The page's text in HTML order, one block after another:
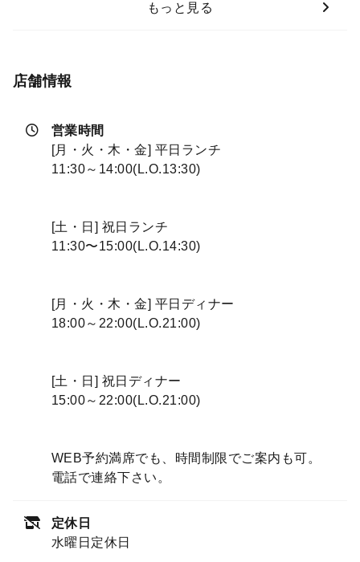
もっと見る
店舗情報
営業時間
[月・火・木・金] 平日ランチ
11:30～14:00(L.O.13:30)
[土・日] 祝日ランチ
11:30〜15:00(L.O.14:30)
[月・火・木・金] 平日ディナー
18:00～22:00(L.O.21:00)
[土・日] 祝日ディナー
15:00～22:00(L.O.21:00)
WEB予約満席でも、時間制限でご案内も可。
電話で連絡下さい。
定休日
水曜日定休日